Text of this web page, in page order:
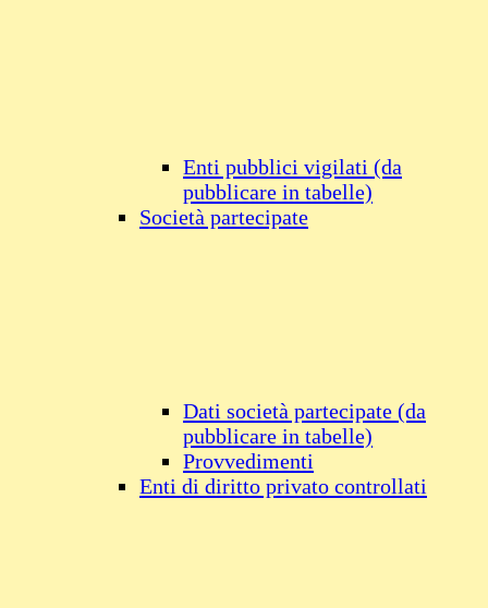
Enti pubblici vigilati (da
pubblicare in tabelle)
Società partecipate
Dati società partecipate (da
pubblicare in tabelle)
Provvedimenti
Enti di diritto privato controllati